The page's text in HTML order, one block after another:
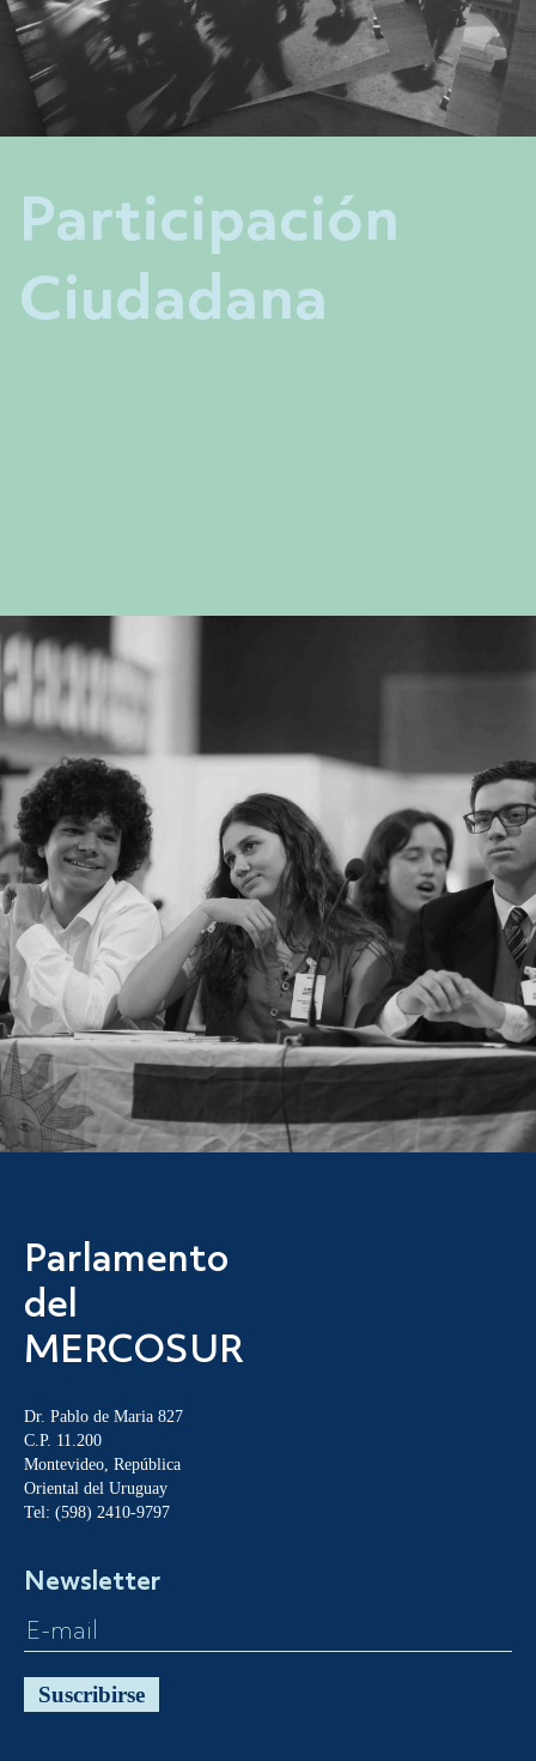
Participación
Ciudadana
Parlamento
del
MERCOSUR
Dr. Pablo de Maria 827
C.P. 11.200
Montevideo, República
Oriental del Uruguay
Tel: (598) 2410-9797
Newsletter
Suscribirse